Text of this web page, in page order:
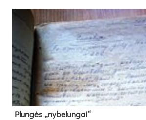
Plun­gės „ny­be­lun­gai“